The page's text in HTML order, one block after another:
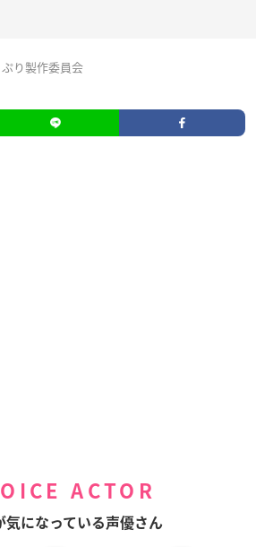
り製作委員会
ACTOR
気になっている声優さん